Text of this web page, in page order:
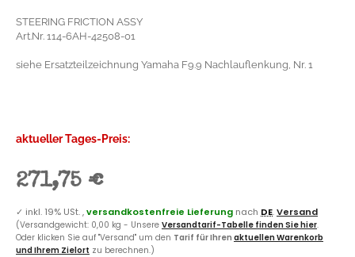
STEERING FRICTION ASSY
Art.Nr. 114-6AH-42508-01
siehe Ersatzteilzeichnung Yamaha F9.9 Nachlauflenkung, Nr. 1
aktueller Tages-Preis:
271,75 €
✓ inkl. 19% USt. ,versandkostenfreie Lieferung nach DE.Versand
(Versandgewicht: 0,00 kg - Unsere Versandtarif-Tabelle finden Sie hier.
Oder klicken Sie auf "Versand" um den Tarif für Ihren aktuellen Warenkorb
und Ihrem Zielort zu berechnen.)